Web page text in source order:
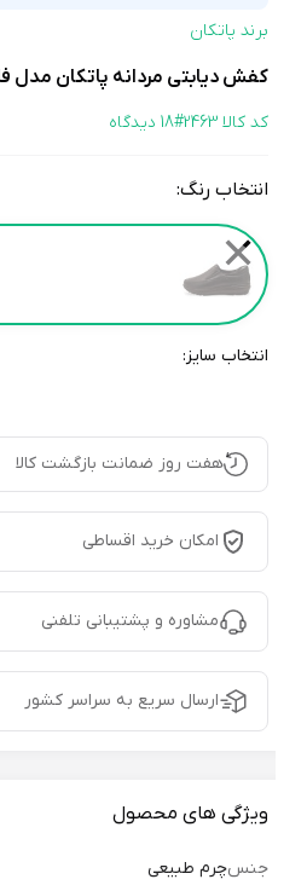
برند پاتکان
کفش دیابتی مردانه پاتکان مدل فلش
کد کالا 2463# 18 دیدگاه
انتخاب رنگ:
Color
✕
انتخاب سایز:
هفت روز ضمانت بازگشت کالا
امکان خرید اقساطی
مشاوره و پشتیبانی تلفنی
ارسال سریع به سراسر کشور
ویژگی های محصول
جنسچرم طبیعی